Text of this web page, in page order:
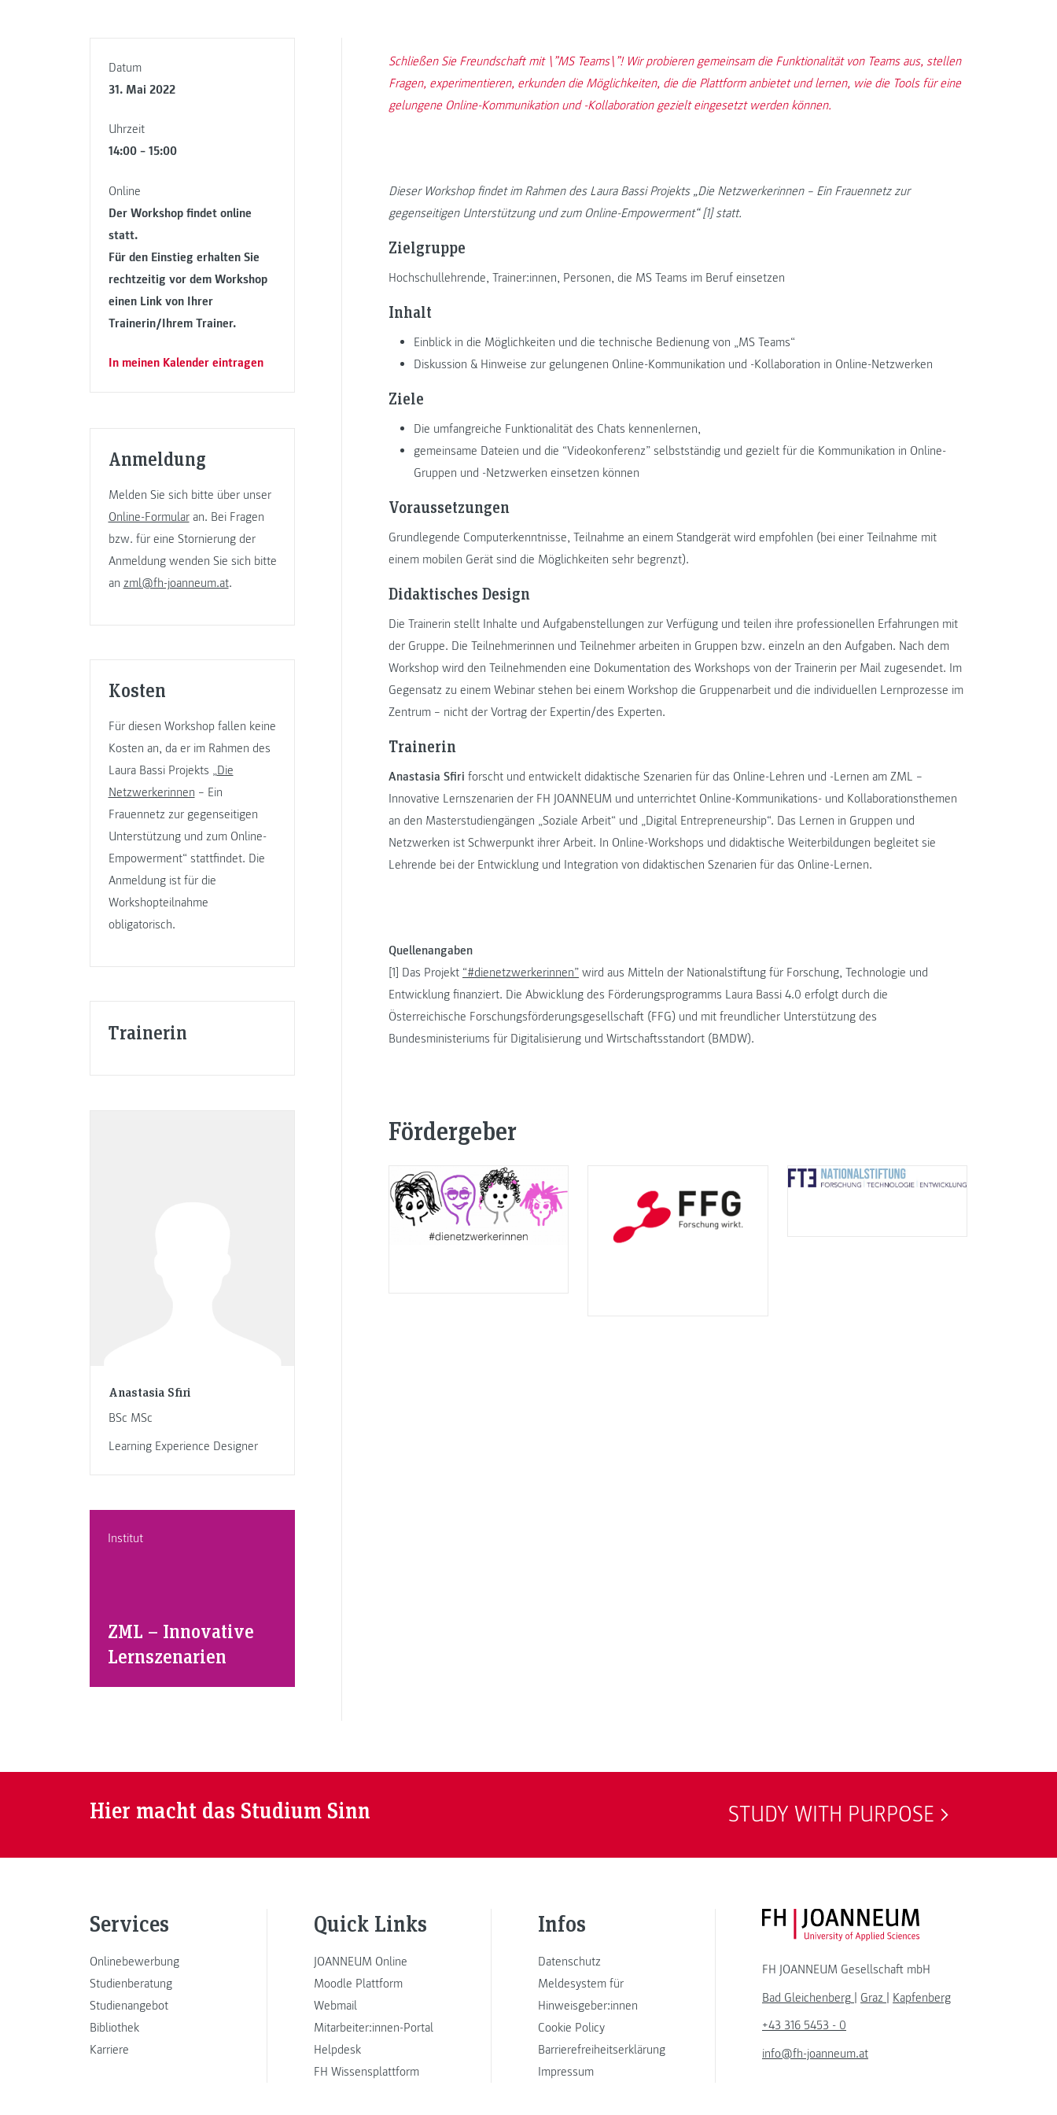
Datum
31. Mai 2022
Uhrzeit
14:00 – 15:00
Online
Der Workshop findet online
statt.
Für den Einstieg erhalten Sie
rechtzeitig vor dem Workshop
einen Link von Ihrer
Trainerin/Ihrem Trainer.
In meinen Kalender eintragen
Anmeldung
Melden Sie sich bitte über unser
Online-Formularan. Bei Fragen
bzw. für eine Stornierung der
Anmeldung wenden Sie sich bitte
an zml@fh-joanneum.at.
Kosten
Für diesen Workshop fallen keine
Kosten an, da er im Rahmen des
Laura Bassi Projekts „Die
Netzwerkerinnen – Ein
Frauennetz zur gegenseitigen
Unterstützung und zum Online-
Empowerment“ stattfindet. Die
Anmeldung ist für die
Workshopteilnahme
obligatorisch.
Trainerin
Anastasia Sfiri
BSc MSc
Learning Experience Designer
Institut
ZML – Innovative
Lernszenarien
Schließen Sie Freundschaft mit \”MS Teams\”! Wir probieren gemeinsam die Funktionalität von Teams aus, stellen
Fragen, experimentieren, erkunden die Möglichkeiten, die die Plattform anbietet und lernen, wie die Tools für eine
gelungene Online-Kommunikation und -Kollaboration gezielt eingesetzt werden können.
Dieser Workshop findet im Rahmen des Laura Bassi Projekts „Die Netzwerkerinnen – Ein Frauennetz zur
gegenseitigen Unterstützung und zum Online-Empowerment“ [1] statt.
Zielgruppe
Hochschullehrende, Trainer:innen, Personen, die MS Teams im Beruf einsetzen
Inhalt
Einblick in die Möglichkeiten und die technische Bedienung von „MS Teams“
Diskussion & Hinweise zur gelungenen Online-Kommunikation und -Kollaboration in Online-Netzwerken
Ziele
Die umfangreiche Funktionalität des Chats kennenlernen,
gemeinsame Dateien und die “Videokonferenz” selbstständig und gezielt für die Kommunikation in Online-
Gruppen und -Netzwerken einsetzen können
Voraussetzungen
Grundlegende Computerkenntnisse, Teilnahme an einem Standgerät wird empfohlen (bei einer Teilnahme mit
einem mobilen Gerät sind die Möglichkeiten sehr begrenzt).
Didaktisches Design
Die Trainerin stellt Inhalte und Aufgabenstellungen zur Verfügung und teilen ihre professionellen Erfahrungen mit
der Gruppe. Die Teilnehmerinnen und Teilnehmer arbeiten in Gruppen bzw. einzeln an den Aufgaben. Nach dem
Workshop wird den Teilnehmenden eine Dokumentation des Workshops von der Trainerin per Mail zugesendet. Im
Gegensatz zu einem Webinar stehen bei einem Workshop die Gruppenarbeit und die individuellen Lernprozesse im
Zentrum – nicht der Vortrag der Expertin/des Experten.
Trainerin
Anastasia Sfiri forscht und entwickelt didaktische Szenarien für das Online-Lehren und -Lernen am ZML –
Innovative Lernszenarien der FH JOANNEUM und unterrichtet Online-Kommunikations- und Kollaborationsthemen
an den Masterstudiengängen „Soziale Arbeit“ und „Digital Entrepreneurship“. Das Lernen in Gruppen und
Netzwerken ist Schwerpunkt ihrer Arbeit. In Online-Workshops und didaktische Weiterbildungen begleitet sie
Lehrende bei der Entwicklung und Integration von didaktischen Szenarien für das Online-Lernen.
Quellenangaben
[1] Das Projekt “#dienetzwerkerinnen” wird aus Mitteln der Nationalstiftung für Forschung, Technologie und
Entwicklung finanziert. Die Abwicklung des Förderungsprogramms Laura Bassi 4.0 erfolgt durch die
Österreichische Forschungsförderungsgesellschaft (FFG) und mit freundlicher Unterstützung des
Bundesministeriums für Digitalisierung und Wirtschaftsstandort (BMDW).
Fördergeber
Hier macht das Studium Sinn STUDY WITH PURPOSE
Services
Onlinebewerbung
Studienberatung
Studienangebot
Bibliothek
Karriere
Quick Links
JOANNEUM Online
Moodle Plattform
Webmail
Mitarbeiter:innen-Portal
Helpdesk
FH Wissensplattform
Infos
Datenschutz
Meldesystem für
Hinweisgeber:innen
Cookie Policy
Barrierefreiheitserklärung
Impressum
FH JOANNEUM Logo
FH JOANNEUM Gesellschaft mbH
Bad Gleichenberg | Graz | Kapfenberg
+43 316 5453 - 0
info@fh-joanneum.at